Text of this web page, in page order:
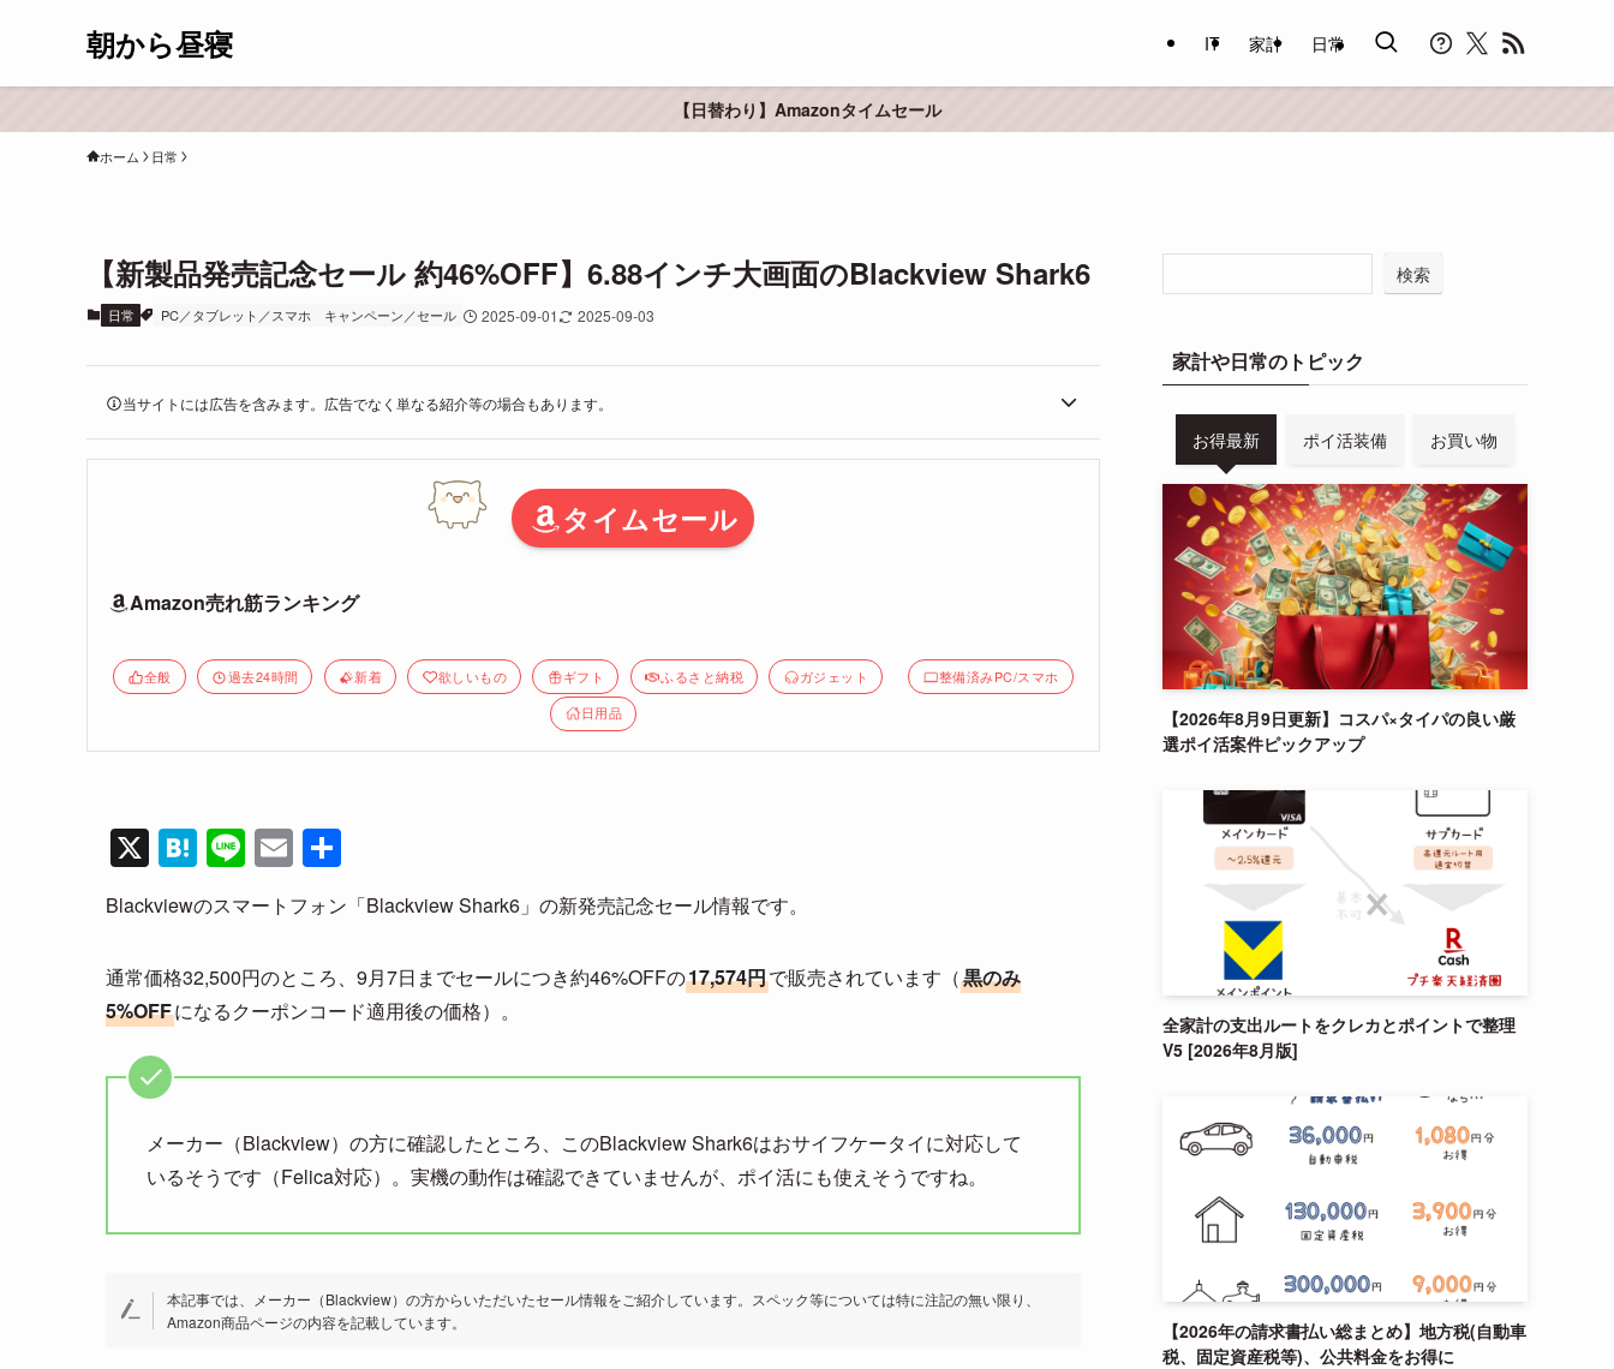
朝から昼寝 IT 家計 日常
【日替わり】Amazonタイムセール
ホーム 日常
【新製品発売記念セール 約46%OFF】6.88インチ大画面のBlackview Shark6
日常 PC／タブレット／スマホ キャンペーン／セール 2025-09-01 2025-09-03
当サイトには広告を含みます。広告でなく単なる紹介等の場合もあります。
タイムセール
Amazon売れ筋ランキング
全般 過去24時間 新着 欲しいもの ギフト ふるさと納税 ガジェット 整備済みPC/スマホ
日用品
X H
at
e
n
a
Li
n
e
E
m
ail
有
Blackviewのスマートフォン「Blackview Shark6」の新発売記念セール情報です。
通常価格32,500円のところ、9月7日までセールにつき約46%OFFの17,574円で販売されています（黒のみ
5%OFFになるクーポンコード適用後の価格）。
メーカー（Blackview）の方に確認したところ、このBlackview Shark6はおサイフケータイに対応して
いるそうです（Felica対応）。実機の動作は確認できていませんが、ポイ活にも使えそうですね。
本記事では、メーカー（Blackview）の方からいただいたセール情報をご紹介しています。スペック等については特に注記の無い限り、
Amazon商品ページの内容を記載しています。
検索
家計や日常のトピック
お得最新 ポイ活装備 お買い物
【2026年8月9日更新】コスパ×タイパの良い厳
選ポイ活案件ピックアップ
全家計の支出ルートをクレカとポイントで整理
V5 [2026年8月版]
【2026年の請求書払い総まとめ】地方税(自動車
税、固定資産税等)、公共料金をお得に